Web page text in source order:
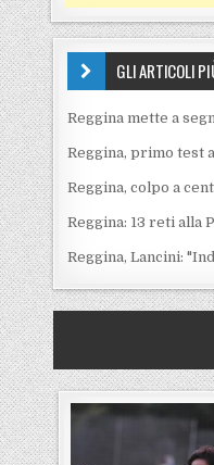
GLI ARTICOLI
Reggina mette a
Reggina, primo test
Reggina, colpo a
Reggina: 13 reti alla
Reggina, Lancini: